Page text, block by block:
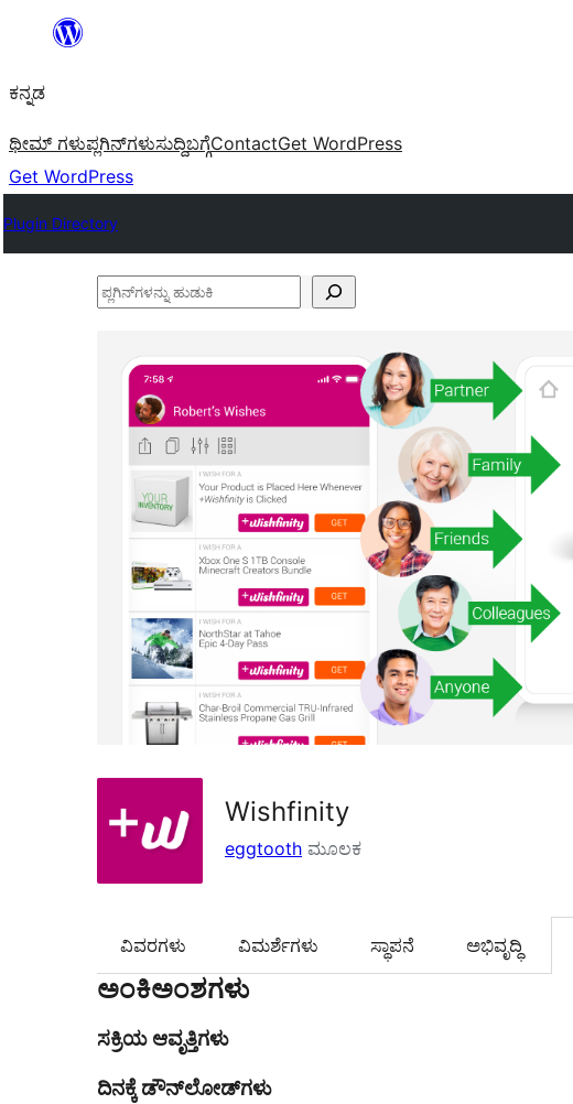
ವಿಷಯಕ್ಕೆ
ಕನ್ನಡ
ಥೀಮ್ ಗಳುಪ್ಲಗಿನ್‌ಗಳುಸುದ್ದಿಬಗ್ಗೆContactGet WordPress
Get WordPress
Plugin Directory
ಪ್ಲಗಿನ್‌ಗಳನ್ನು
Wishfinity
eggtooth ಮೂಲಕ
ವಿವರಗಳು ‍ವಿಮರ್ಶೆಗಳು‍ ಸ್ಥಾಪನೆ ಅಭಿವೃದ್ಧಿ
ಅಂಕಿಅಂಶಗಳು
ಸಕ್ರಿಯ ಆವೃತ್ತಿಗಳು
ದಿನಕ್ಕೆ ಡೌನ್‌ಲೋಡ್‌ಗಳು